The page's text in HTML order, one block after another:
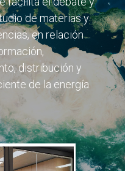
de materias y
en relación
distribución y
de la energía.